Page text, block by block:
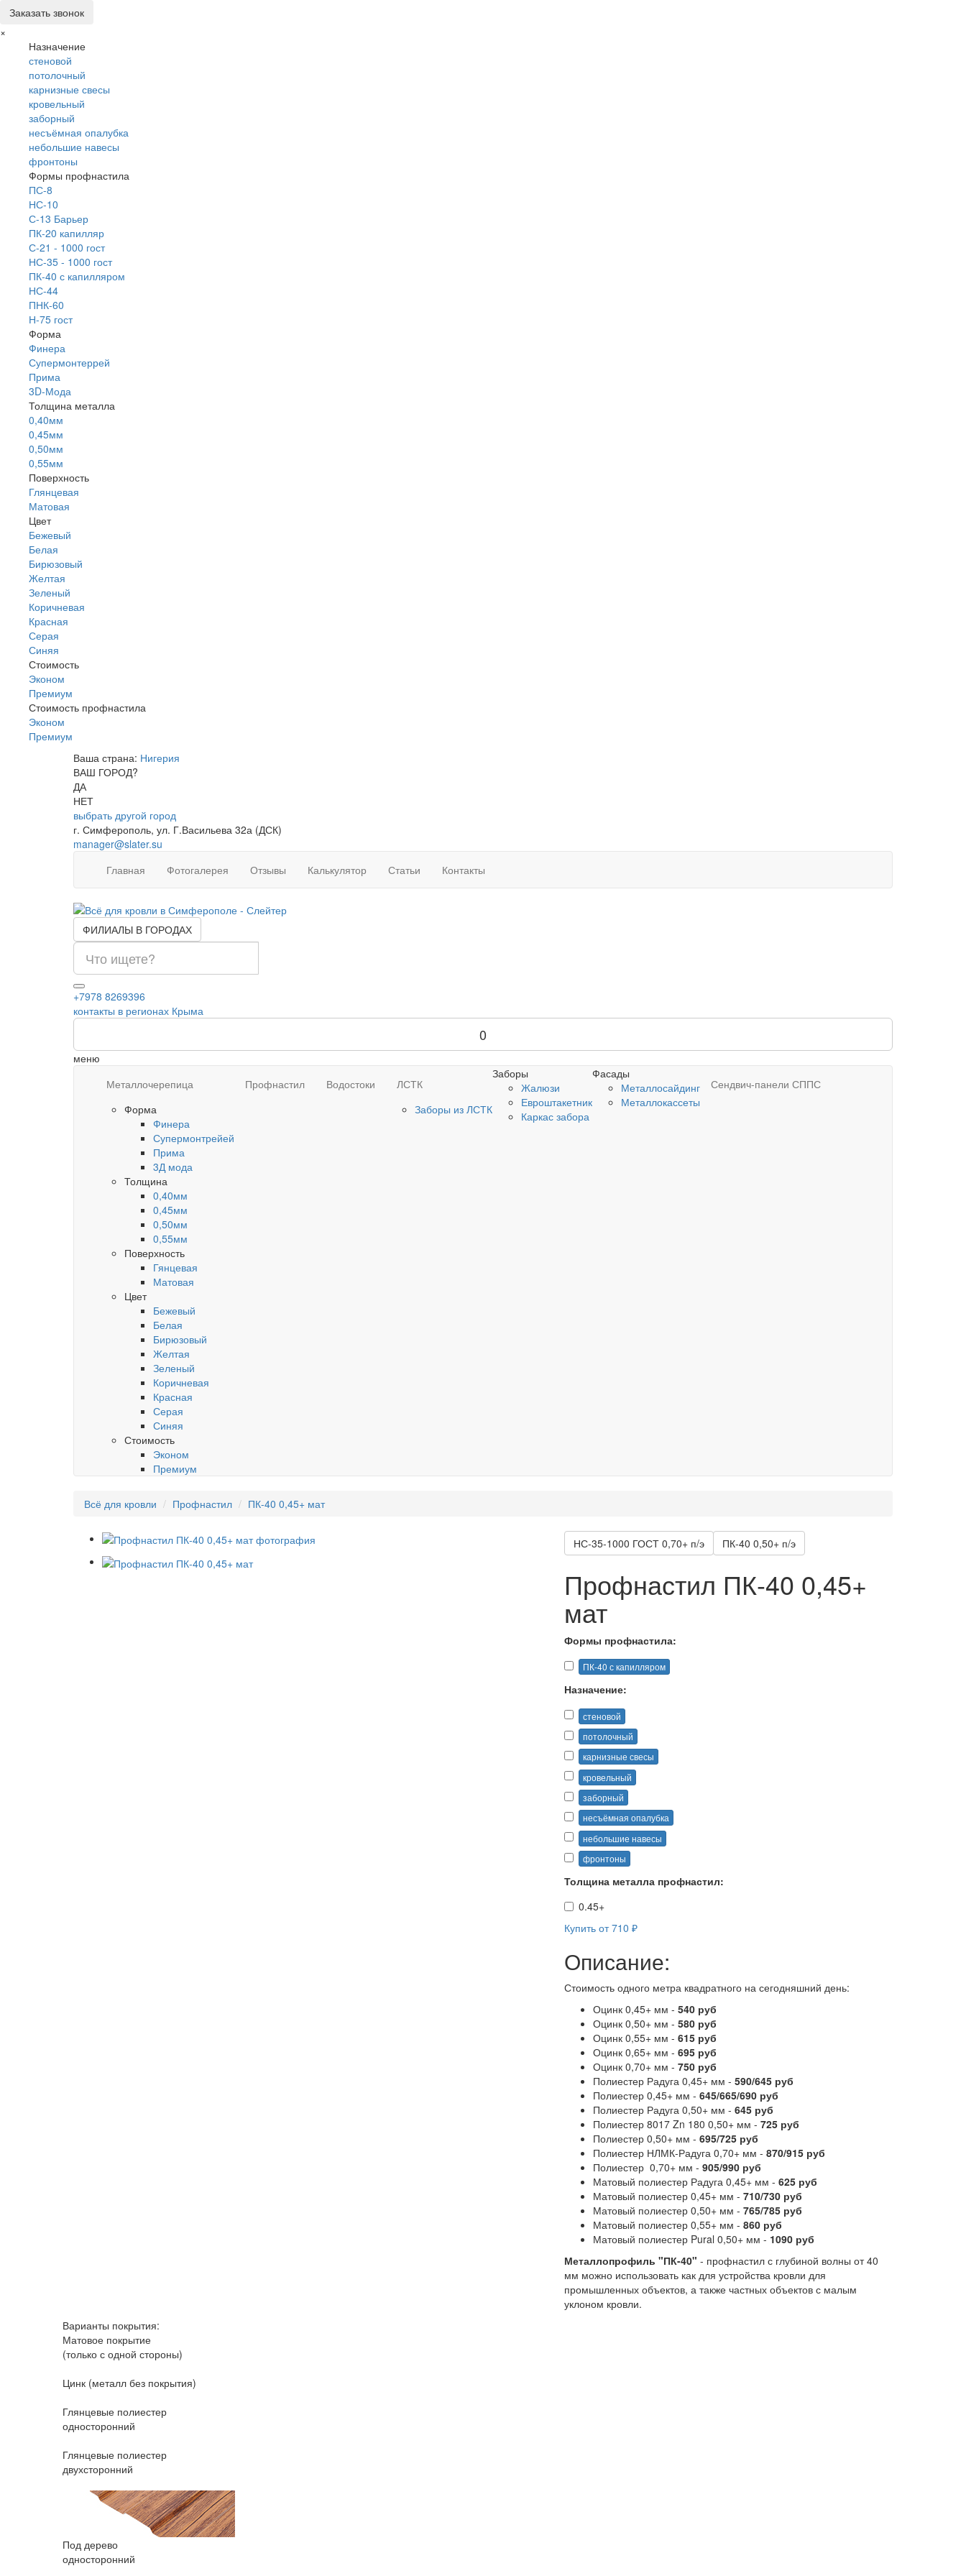
Заказать звонок
×
Назначение
стеновой
потолочный
карнизные свесы
кровельный
заборный
несъёмная опалубка
небольшие навесы
фронтоны
Формы профнастила
ПС-8
НС-10
С-13 Барьер
ПК-20 капилляр
С-21 - 1000 гост
НС-35 - 1000 гост
ПК-40 с капилляром
НС-44
ПНК-60
Н-75 гост
Форма
Финера
Супермонтеррей
Прима
3D-Мода
Толщина металла
0,40мм
0,45мм
0,50мм
0,55мм
Поверхность
Глянцевая
Матовая
Цвет
Бежевый
Белая
Бирюзовый
Желтая
Зеленый
Коричневая
Красная
Серая
Синяя
Стоимость
Эконом
Премиум
Стоимость профнастила
Эконом
Премиум
Ваша страна: Нигерия
ВАШ ГОРОД?
ДА
НЕТ
выбрать другой город
г. Симферополь, ул. Г.Васильева 32а (ДСК)
manager@slater.su
Главная
Фотогалерея Отзывы Калькулятор Статьи Контакты
ФИЛИАЛЫ В ГОРОДАХ
+7978 8269396
контакты в регионах Крыма
0
меню
Металлочерепица
Форма
Финера
Супермонтрейей
Прима
3Д мода
Толщина
0,40мм
0,45мм
0,50мм
0,55мм
Поверхность
Гянцевая
Матовая
Цвет
Бежевый
Белая
Бирюзовый
Желтая
Зеленый
Коричневая
Красная
Серая
Синяя
Стоимость
Эконом
Премиум
Профнастил Водостоки
ЛСТК
Заборы из ЛСТК
Заборы
Жалюзи
Евроштакетник
Каркас забора
Фасады
Металлосайдинг
Металлокассеты
Сендвич-панели СППС
Всё для кровли Профнастил ПК-40 0,45+ мат
НС-35-1000 ГОСТ 0,70+ п/э ПК-40 0,50+ п/э
Профнастил ПК-40 0,45+
мат
Формы профнастила:
ПК-40 с капилляром
Назначение:
стеновой
потолочный
карнизные свесы
кровельный
заборный
несъёмная опалубка
небольшие навесы
фронтоны
Толщина металла профнастил:
0.45+
Купить от 710 ₽
Описание:
Стоимость одного метра квадратного на сегодняшний день:​
Оцинк 0,45+ мм - 540 руб
Оцинк 0,50+ мм - 580 руб
Оцинк 0,55+ мм - 615 руб
Оцинк 0,65+ мм - 695 руб
Оцинк 0,70+ мм - 750 руб
Полиестер Радуга 0,45+ мм - 590/645 руб
Полиестер 0,45+ мм - 645/665/690 руб
Полиестер Радуга 0,50+ мм - 645 руб
Полиестер 8017 Zn 180 0,50+ мм - 725 руб
Полиестер 0,50+ мм - 695/725 руб
Полиестер НЛМК-Радуга 0,70+ мм - 870/915 руб
Полиестер 0,70+ мм - 905/990 руб
Матовый полиестер Радуга 0,45+ мм - 625 руб
Матовый полиестер 0,45+ мм - 710/730 руб
Матовый полиестер 0,50+ мм - 765/785 руб
Матовый полиестер 0,55+ мм - 860 руб
Матовый полиестер Pural 0,50+ мм - 1090 руб
Металлопрофиль "ПК-40" - профнастил с глубиной волны от 40
мм можно использовать как для устройства кровли для
промышленных объектов, а также частных объектов с малым
уклоном кровли.
Варианты покрытия:
Матовое покрытие
(только с одной стороны)
Цинк (металл без покрытия)
Глянцевые полиестер
односторонний
Глянцевые полиестер
двухсторонний
Под дерево
односторонний